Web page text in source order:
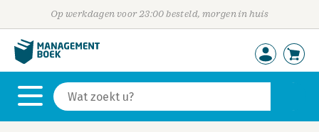
Op werkdagen voor 23:00 besteld, morgen in huis